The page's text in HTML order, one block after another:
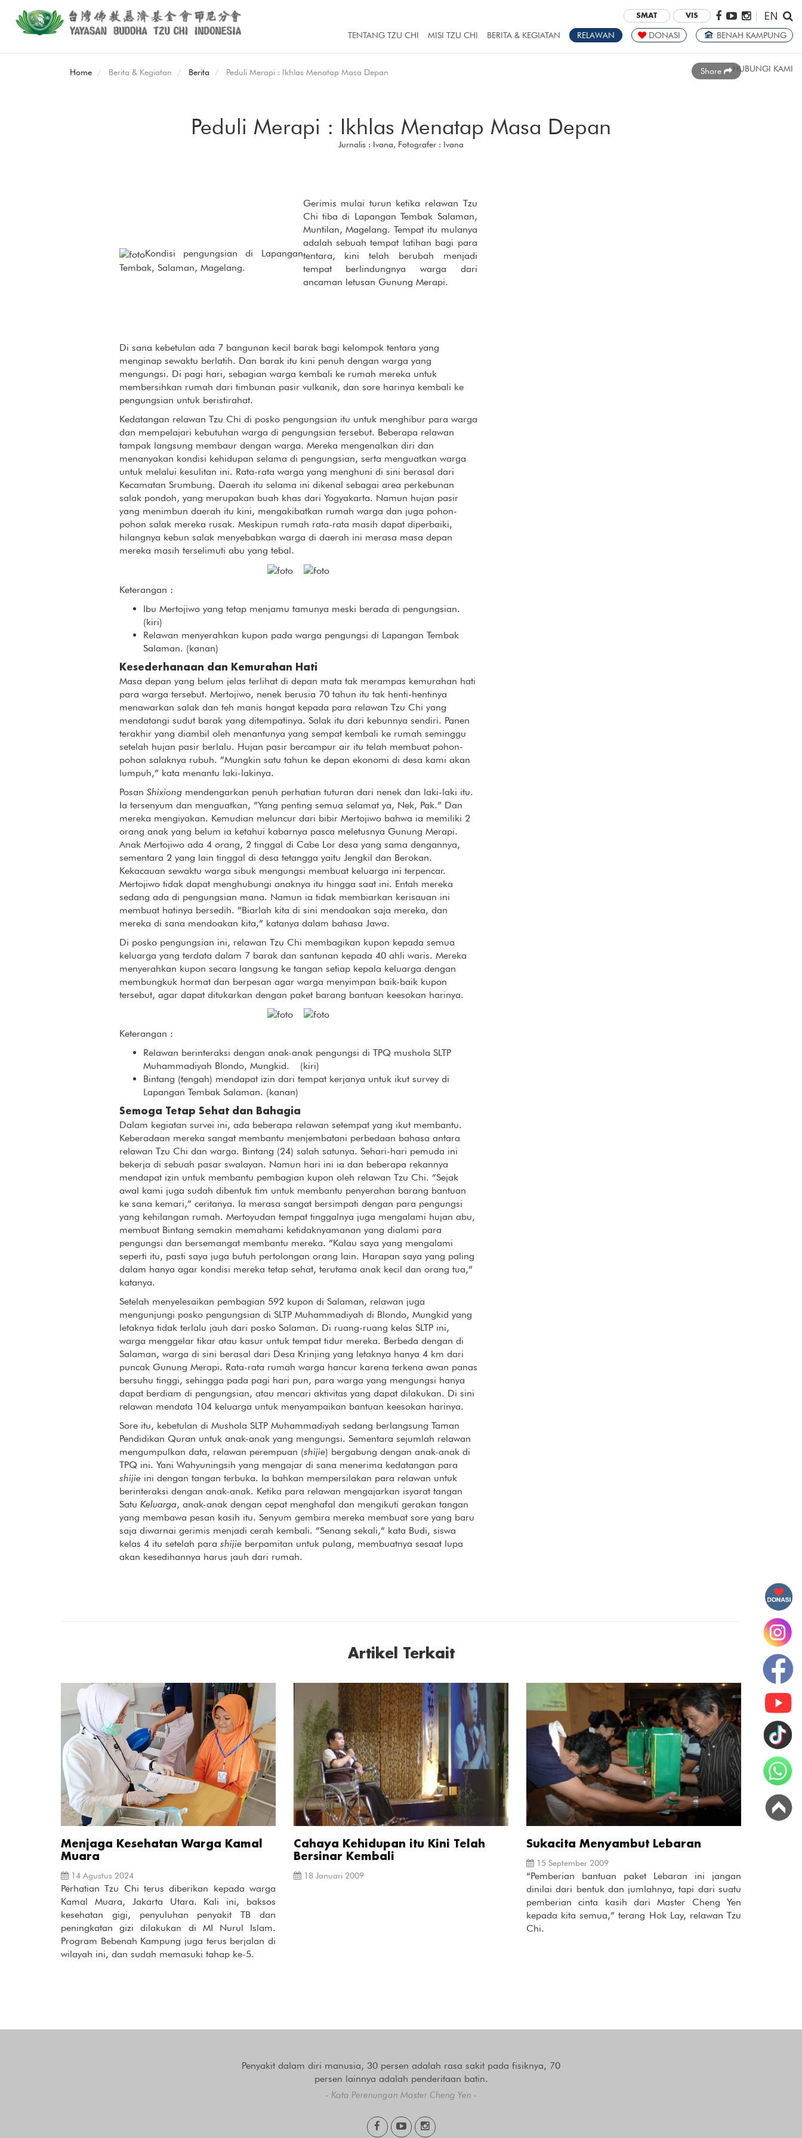
SMAT VIS | EN
TENTANG TZU CHI MISI TZU CHI BERITA & KEGIATAN RELAWAN DONASI BENAH KAMPUNG
HUBUNGI KAMI
Home Berita & Kegiatan Berita Peduli Merapi : Ikhlas Menatap Masa Depan Share
Peduli Merapi : Ikhlas Menatap Masa Depan
Jurnalis : Ivana, Fotografer : Ivana
Kondisi pengungsian di Lapangan
Tembak, Salaman, Magelang.
Gerimis mulai turun ketika relawan Tzu
Chi tiba di Lapangan Tembak Salaman,
Muntilan, Magelang. Tempat itu mulanya
adalah sebuah tempat latihan bagi para
tentara, kini telah berubah menjadi
tempat berlindungnya warga dari
ancaman letusan Gunung Merapi.
Di sana kebetulan ada 7 bangunan kecil barak bagi kelompok tentara yang
menginap sewaktu berlatih. Dan barak itu kini penuh dengan warga yang
mengungsi. Di pagi hari, sebagian warga kembali ke rumah mereka untuk
membersihkan rumah dari timbunan pasir vulkanik, dan sore harinya kembali ke
pengungsian untuk beristirahat.
Kedatangan relawan Tzu Chi di posko pengungsian itu untuk menghibur para warga
dan mempelajari kebutuhan warga di pengungsian tersebut. Beberapa relawan
tampak langsung membaur dengan warga. Mereka mengenalkan diri dan
menanyakan kondisi kehidupan selama di pengungsian, serta menguatkan warga
untuk melalui kesulitan ini. Rata-rata warga yang menghuni di sini berasal dari
Kecamatan Srumbung. Daerah itu selama ini dikenal sebagai area perkebunan
salak pondoh, yang merupakan buah khas dari Yogyakarta. Namun hujan pasir
yang menimbun daerah itu kini, mengakibatkan rumah warga dan juga pohon-
pohon salak mereka rusak. Meskipun rumah rata-rata masih dapat diperbaiki,
hilangnya kebun salak menyebabkan warga di daerah ini merasa masa depan
mereka masih terselimuti abu yang tebal.
Keterangan :
Ibu Mertojiwo yang tetap menjamu tamunya meski berada di pengungsian.
(kiri)
Relawan menyerahkan kupon pada warga pengungsi di Lapangan Tembak
Salaman. (kanan)
Kesederhanaan dan Kemurahan Hati
Masa depan yang belum jelas terlihat di depan mata tak merampas kemurahan hati
para warga tersebut. Mertojiwo, nenek berusia 70 tahun itu tak henti-hentinya
menawarkan salak dan teh manis hangat kepada para relawan Tzu Chi yang
mendatangi sudut barak yang ditempatinya. Salak itu dari kebunnya sendiri. Panen
terakhir yang diambil oleh menantunya yang sempat kembali ke rumah seminggu
setelah hujan pasir berlalu. Hujan pasir bercampur air itu telah membuat pohon-
pohon salaknya rubuh. ”Mungkin satu tahun ke depan ekonomi di desa kami akan
lumpuh,” kata menantu laki-lakinya.
Posan Shixiong mendengarkan penuh perhatian tuturan dari nenek dan laki-laki itu.
Ia tersenyum dan menguatkan, ”Yang penting semua selamat ya, Nek, Pak.” Dan
mereka mengiyakan. Kemudian meluncur dari bibir Mertojiwo bahwa ia memiliki 2
orang anak yang belum ia ketahui kabarnya pasca meletusnya Gunung Merapi.
Anak Mertojiwo ada 4 orang, 2 tinggal di Cabe Lor desa yang sama dengannya,
sementara 2 yang lain tinggal di desa tetangga yaitu Jengkil dan Berokan.
Kekacauan sewaktu warga sibuk mengungsi membuat keluarga ini terpencar.
Mertojiwo tidak dapat menghubungi anaknya itu hingga saat ini. Entah mereka
sedang ada di pengungsian mana. Namun ia tidak membiarkan kerisauan ini
membuat hatinya bersedih. ”Biarlah kita di sini mendoakan saja mereka, dan
mereka di sana mendoakan kita,” katanya dalam bahasa Jawa.
Di posko pengungsian ini, relawan Tzu Chi membagikan kupon kepada semua
keluarga yang terdata dalam 7 barak dan santunan kepada 40 ahli waris. Mereka
menyerahkan kupon secara langsung ke tangan setiap kepala keluarga dengan
membungkuk hormat dan berpesan agar warga menyimpan baik-baik kupon
tersebut, agar dapat ditukarkan dengan paket barang bantuan keesokan harinya.
Keterangan :
Relawan berinteraksi dengan anak-anak pengungsi di TPQ mushola SLTP
Muhammadiyah Blondo, Mungkid. (kiri)
Bintang (tengah) mendapat izin dari tempat kerjanya untuk ikut survey di
Lapangan Tembak Salaman. (kanan)
Semoga Tetap Sehat dan Bahagia
Dalam kegiatan survei ini, ada beberapa relawan setempat yang ikut membantu.
Keberadaan mereka sangat membantu menjembatani perbedaan bahasa antara
relawan Tzu Chi dan warga. Bintang (24) salah satunya. Sehari-hari pemuda ini
bekerja di sebuah pasar swalayan. Namun hari ini ia dan beberapa rekannya
mendapat izin untuk membantu pembagian kupon oleh relawan Tzu Chi. ”Sejak
awal kami juga sudah dibentuk tim untuk membantu penyerahan barang bantuan
ke sana kemari,” ceritanya. Ia merasa sangat bersimpati dengan para pengungsi
yang kehilangan rumah. Mertoyudan tempat tinggalnya juga mengalami hujan abu,
membuat Bintang semakin memahami ketidaknyamanan yang dialami para
pengungsi dan bersemangat membantu mereka. ”Kalau saya yang mengalami
seperti itu, pasti saya juga butuh pertolongan orang lain. Harapan saya yang paling
dalam hanya agar kondisi mereka tetap sehat, terutama anak kecil dan orang tua,”
katanya.
Setelah menyelesaikan pembagian 592 kupon di Salaman, relawan juga
mengunjungi posko pengungsian di SLTP Muhammadiyah di Blondo, Mungkid yang
letaknya tidak terlalu jauh dari posko Salaman. Di ruang-ruang kelas SLTP ini,
warga menggelar tikar atau kasur untuk tempat tidur mereka. Berbeda dengan di
Salaman, warga di sini berasal dari Desa Krinjing yang letaknya hanya 4 km dari
puncak Gunung Merapi. Rata-rata rumah warga hancur karena terkena awan panas
bersuhu tinggi, sehingga pada pagi hari pun, para warga yang mengungsi hanya
dapat berdiam di pengungsian, atau mencari aktivitas yang dapat dilakukan. Di sini
relawan mendata 104 keluarga untuk menyampaikan bantuan keesokan harinya.
Sore itu, kebetulan di Mushola SLTP Muhammadiyah sedang berlangsung Taman
Pendidikan Quran untuk anak-anak yang mengungsi. Sementara sejumlah relawan
mengumpulkan data, relawan perempuan (shijie) bergabung dengan anak-anak di
TPQ ini. Yani Wahyuningsih yang mengajar di sana menerima kedatangan para
shijieini dengan tangan terbuka. Ia bahkan mempersilakan para relawan untuk
berinteraksi dengan anak-anak. Ketika para relawan mengajarkan isyarat tangan
Satu Keluarga, anak-anak dengan cepat menghafal dan mengikuti gerakan tangan
yang membawa pesan kasih itu. Senyum gembira mereka membuat sore yang baru
saja diwarnai gerimis menjadi cerah kembali. ”Senang sekali,” kata Budi, siswa
kelas 4 itu setelah para shijieberpamitan untuk pulang, membuatnya sesaat lupa
akan kesedihannya harus jauh dari rumah.
Artikel Terkait
Menjaga Kesehatan Warga Kamal
Muara
14 Agustus 2024
Perhatian Tzu Chi terus diberikan kepada warga
Kamal Muara, Jakarta Utara. Kali ini, baksos
kesehatan gigi, penyuluhan penyakit TB dan
peningkatan gizi dilakukan di MI Nurul Islam.
Program Bebenah Kampung juga terus berjalan di
wilayah ini, dan sudah memasuki tahap ke-5.
Cahaya Kehidupan itu Kini Telah
Bersinar Kembali
18 Januari 2009
Sukacita Menyambut Lebaran
15 September 2009
“Pemberian bantuan paket Lebaran ini jangan
dinilai dari bentuk dan jumlahnya, tapi dari suatu
pemberian cinta kasih dari Master Cheng Yen
kepada kita semua,” terang Hok Lay, relawan Tzu
Chi.
Penyakit dalam diri manusia, 30 persen adalah rasa sakit pada fisiknya, 70
persen lainnya adalah penderitaan batin.
- Kata Perenungan Master Cheng Yen -